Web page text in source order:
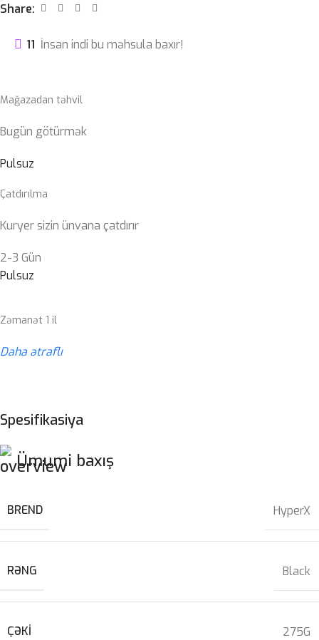
Share:
11 İnsan indi bu məhsula baxır!
Mağazadan təhvil
Bugün götürmək
Pulsuz
Çatdırılma
Kuryer sizin ünvana çatdırır
2-3 Gün
Pulsuz
Zəmanət 1 il
Daha ətraflı
Spesifikasiya
Ümumi baxış
BREND HyperX
RƏNG Black
ÇƏKI 275G